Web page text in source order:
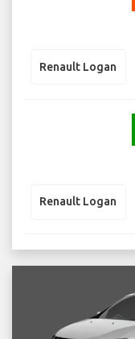
Renault Logan
Renault Logan